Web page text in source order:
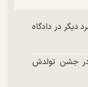
در دادگاه
جشن تولدش